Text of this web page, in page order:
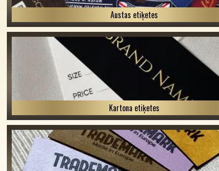
Austas etiķetes
Kartona etiķetes